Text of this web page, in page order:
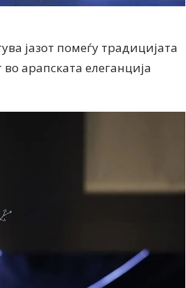
јазот помеѓу традицијата
арапската елеганција
Милена
Дваесет одговори за